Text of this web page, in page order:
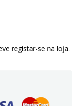
registar-se na loja.